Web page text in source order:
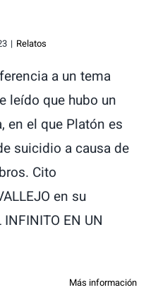
| Relatos
a un tema
leído que hubo un
en el que Platón es
suicidio a causa de
Cito
en su
EN UN
Más información